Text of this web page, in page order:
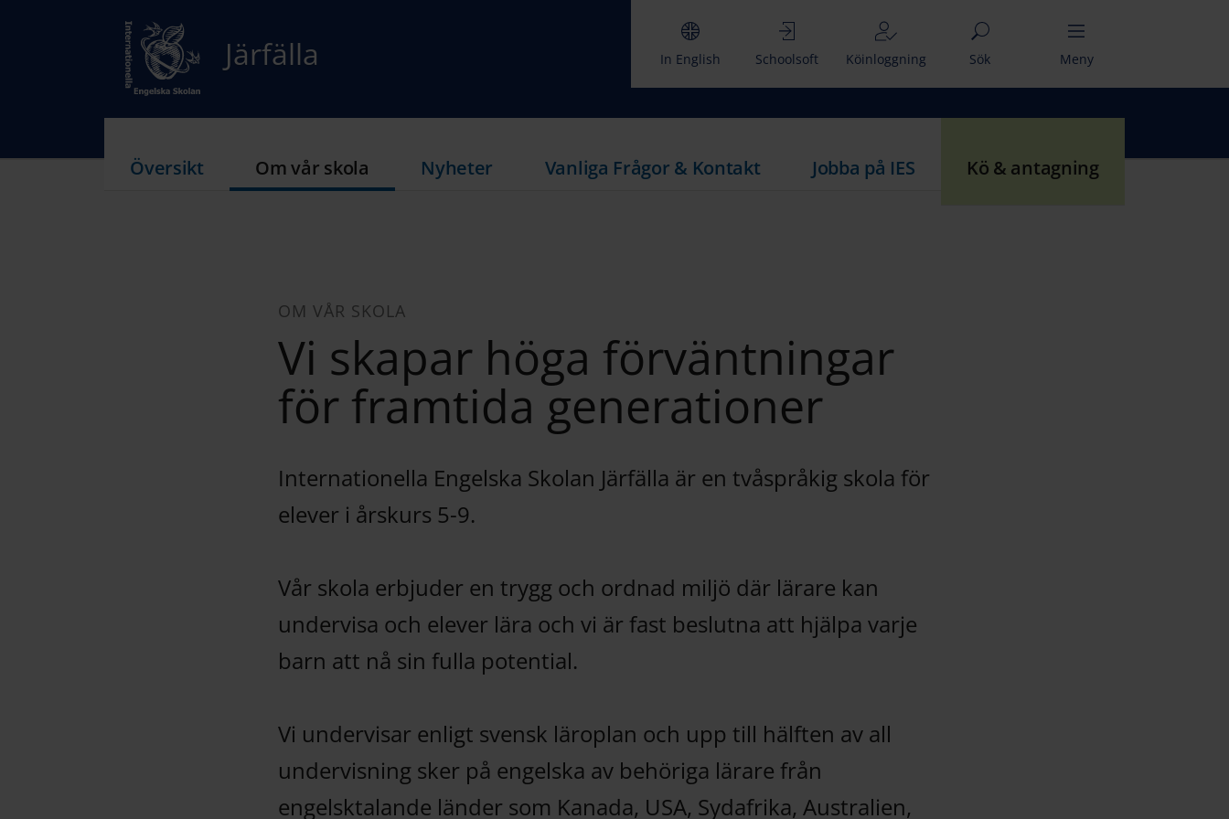
Järfälla In English Schoolsoft Köinloggning Sök Meny
Översikt Om vår skola Nyheter Vanliga Frågor & Kontakt Jobba på IES Kö & antagning
OM VÅR SKOLA
Vi skapar höga förväntningar
för framtida generationer
Internationella Engelska Skolan Järfälla är en tvåspråkig skola för
elever i årskurs 5-9.
Vår skola erbjuder en trygg och ordnad miljö där lärare kan
undervisa och elever lära och vi är fast beslutna att hjälpa varje
barn att nå sin fulla potential.
Vi undervisar enligt svensk läroplan och upp till hälften av all
undervisning sker på engelska av behöriga lärare från
engelsktalande länder som Kanada, USA, Sydafrika, Australien,